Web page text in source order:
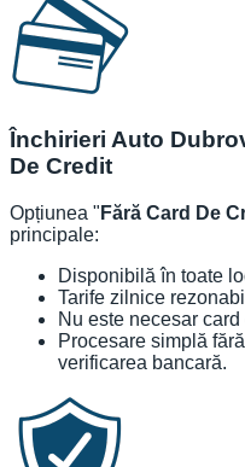
Închirieri Auto
De Credit
Opțiunea " Fără Card De
principale:
Disponibilă în toate
Tarife zilnice
Nu este necesar
Procesare simplă
verificarea bancară.